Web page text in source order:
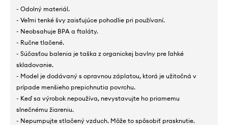
- Odolný materiál.
- Veľmi tenké švy zaisťujúce pohodlie pri používaní.
- Neobsahuje BPA a ftaláty.
- Ručne tlačené.
- Súčasťou balenia je taška z organickej bavlny pre ľahké
skladovanie.
- Model je dodávaný s opravnou záplatou, ktorá je užitočná v
prípade menšieho prepichnutia povrchu.
- Keď sa výrobok nepoužíva, nevystavujte ho priamemu
slnečnému žiareniu.
- Nepumpujte stlačený vzduch. Môže to spôsobiť prasknutie.